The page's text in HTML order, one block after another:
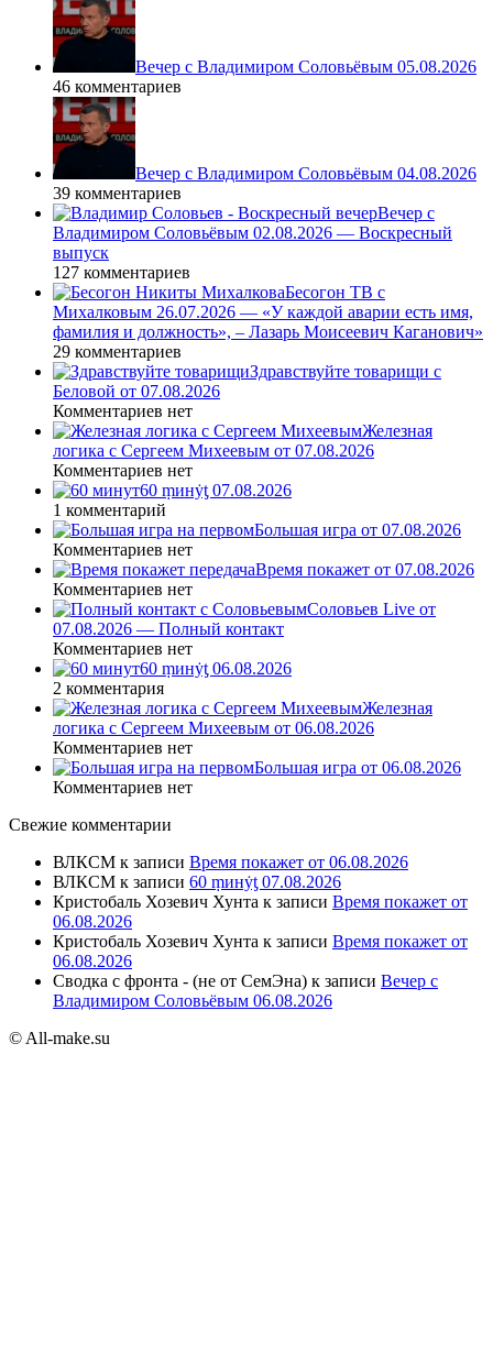
Вечер с Владимиром Соловьёвым 05.08.2026
46 комментариев
Вечер с Владимиром Соловьёвым 04.08.2026
39 комментариев
Вечер с
Владимиром Соловьёвым 02.08.2026 — Воскресный
выпуск
127 комментариев
Бесогон ТВ с
Михалковым 26.07.2026 — «У каждой аварии есть имя,
фамилия и должность», – Лазарь Моисеевич Каганович»
29 комментариев
Здравствуйте товарищи с
Беловой от 07.08.2026
Комментариев нет
Железная
логика с Сергеем Михеевым от 07.08.2026
Комментариев нет
60 ṃинẏƫ 07.08.2026
1 комментарий
Большая игра от 07.08.2026
Комментариев нет
Время покажет от 07.08.2026
Комментариев нет
Соловьев Live от
07.08.2026 — Полный контакт
Комментариев нет
60 ṃинẏƫ 06.08.2026
2 комментария
Железная
логика с Сергеем Михеевым от 06.08.2026
Комментариев нет
Большая игра от 06.08.2026
Комментариев нет
Свежие комментарии
ВЛКСМ к записи Время покажет от 06.08.2026
ВЛКСМ к записи 60 ṃинẏƫ 07.08.2026
Кристобаль Хозевич Хунта к записи Время покажет от
06.08.2026
Кристобаль Хозевич Хунта к записи Время покажет от
06.08.2026
Сводка с фронта - (не от СемЭна) к записи Вечер с
Владимиром Соловьёвым 06.08.2026
© All-make.su